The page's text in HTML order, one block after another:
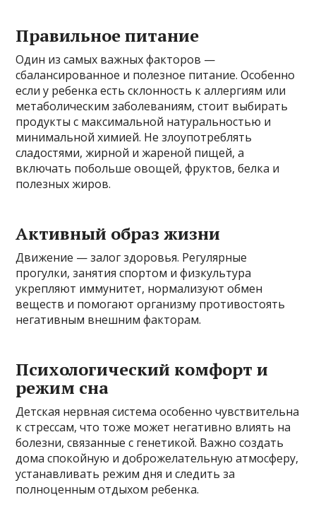
Правильное питание
Один из самых важных факторов —
сбалансированное и полезное питание. Особенно
если у ребенка есть склонность к аллергиям или
метаболическим заболеваниям, стоит выбирать
продукты с максимальной натуральностью и
минимальной химией. Не злоупотреблять
сладостями, жирной и жареной пищей, а
включать побольше овощей, фруктов, белка и
полезных жиров.
Активный образ жизни
Движение — залог здоровья. Регулярные
прогулки, занятия спортом и физкультура
укрепляют иммунитет, нормализуют обмен
веществ и помогают организму противостоять
негативным внешним факторам.
Психологический комфорт и
режим сна
Детская нервная система особенно чувствительна
к стрессам, что тоже может негативно влиять на
болезни, связанные с генетикой. Важно создать
дома спокойную и доброжелательную атмосферу,
устанавливать режим дня и следить за
полноценным отдыхом ребенка.